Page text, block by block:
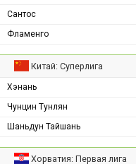
Сантос
Фламенго
Китай: Суперлига
Хэнань
Чунцин Тунлян
Шаньдун Тайшань
Хорватия: Первая лига